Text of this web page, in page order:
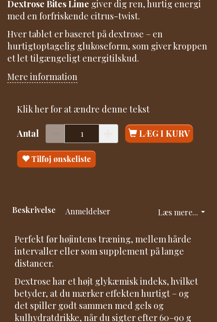
Dextrose Bites Lime giver dig ren, hurtig energi
med en forfriskende citrus-twist.
Hver tablet er baseret på dextrose – en
hurtigtoptagelig glukoseform, som giver kroppen
et let tilgængeligt energitilskud.
Mere information
Klik her for at ændre denne tekst
Antal LÆG I KURV
Tilføj ønskeliste
Læs mere...
Beskrivelse Anmeldelser
Perfekt før højintens træning, mellem hårde
intervaller eller som supplement på lange
distancer.
Dextrose har et højt glykæmisk indeks, hvilket
betyder, at du mærker effekten hurtigt – og
det spiller godt sammen med gels og
kulhydratdrikke, når du sigter efter 60–90 g